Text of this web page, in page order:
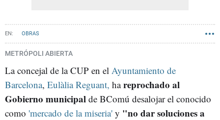
OBRAS
METRÓPOLI ABIERTA
La concejal de la CUP en el Ayuntamiento de
Barcelona, Eulàlia Reguant, hareprochado al
Gobierno municipal de BComú desalojar el conocido
como 'mercado de la miseria' y "no dar soluciones a